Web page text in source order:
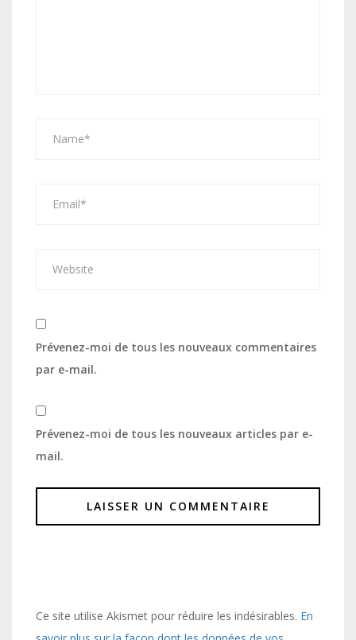
Prévenez-moi de tous les nouveaux commentaires
par e-mail.
Prévenez-moi de tous les nouveaux articles par e-
mail.
Ce site utilise Akismet pour réduire les indésirables. En